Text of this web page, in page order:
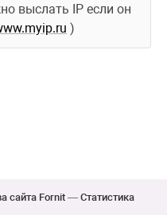
выслать IP если он
)
сайта Fornit— Статистика